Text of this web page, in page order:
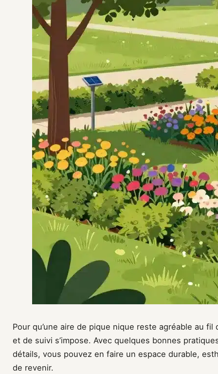
Pour qu’une aire de pique nique reste agréable au fil
et de suivi s’impose. Avec quelques bonnes
détails, vous pouvez en faire un espace durable,
de revenir.